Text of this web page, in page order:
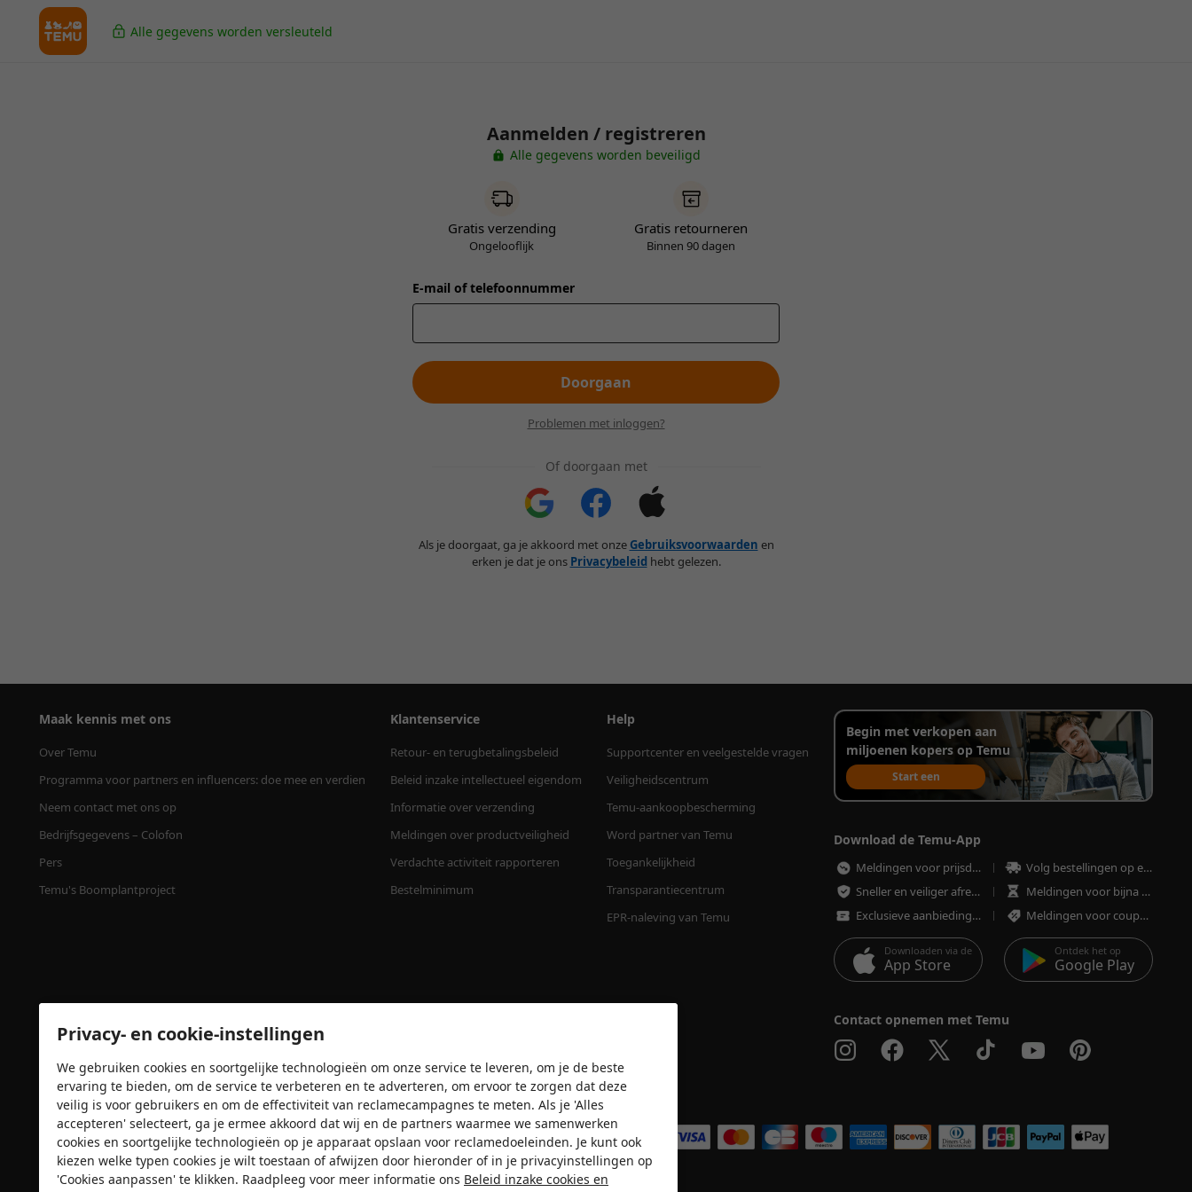
Alle gegevens worden versleuteld
Aanmelden / registreren
Alle gegevens worden beveiligd
Gratis verzending
Ongelooflijk
Gratis retourneren
Binnen 90 dagen
E-mail of telefoonnummer
Doorgaan
Problemen met inloggen?
Of doorgaan met
Als je doorgaat, ga je akkoord met onze Gebruiksvoorwaarden en
erken je dat je ons Privacybeleid hebt gelezen.
Maak kennis met ons
Over Temu
Programma voor partners en influencers: doe mee en verdien
Neem contact met ons op
Bedrijfsgegevens – Colofon
Pers
Temu's Boomplantproject
Klantenservice
Retour- en terugbetalingsbeleid
Beleid inzake intellectueel eigendom
Informatie over verzending
Meldingen over productveiligheid
Verdachte activiteit rapporteren
Bestelminimum
Help
Supportcenter en veelgestelde vragen
Veiligheidscentrum
Temu-aankoopbescherming
Word partner van Temu
Toegankelijkheid
Transparantiecentrum
EPR-naleving van Temu
Begin met verkopen aan
miljoenen kopers op Temu
Start een
verkoopaccount
Download de Temu-App
Meldingen voor prijsdalingen
Volg bestellingen op elk moment
Sneller en veiliger afrekenen
Meldingen voor bijna uitverkochte artikelen
Exclusieve aanbiedingen
Meldingen voor coupons en aanbiedingen
Downloaden via de
App Store
Ontdek het op
Google Play
Contact opnemen met Temu
Veiligheidscertificaten Wij accepteren
Privacy- en cookie-instellingen
We gebruiken cookies en soortgelijke technologieën om onze service te leveren, om je de beste
ervaring te bieden, om de service te verbeteren en te adverteren, om ervoor te zorgen dat deze
veilig is voor gebruikers en om de effectiviteit van reclamecampagnes te meten. Als je 'Alles
accepteren' selecteert, ga je ermee akkoord dat wij en de partners waarmee we samenwerken
cookies en soortgelijke technologieën op je apparaat opslaan voor reclamedoeleinden. Je kunt ook
kiezen welke typen cookies je wilt toestaan of afwijzen door hieronder of in je privacyinstellingen op
'Cookies aanpassen' te klikken. Raadpleeg voor meer informatie ons Beleid inzake cookies en